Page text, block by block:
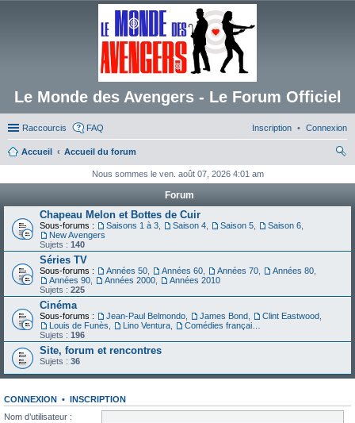
Le Monde des Avengers - Le Forum Officiel
Raccourcis FAQ Connexion
Inscription
Accueil
Accueil du forum
ch
Nous sommes le ven. août 07, 2026 4:01 am
Forum
Chapeau Melon et Bottes de Cuir
Sous-forums : Saisons 1 à 3 Saison 4 Saison 5 Saison 6
New Avengers
Sujets : 140
Séries TV
Sous-forums : Années 50 Années 60 Années 70 Années 80
Années 90
Années 2000
Années 2010
Sujets : 225
Cinéma
Sous-forums : Jean-Paul Belmondo James Bond Clint Eastwood
Louis de Funès
Lino Ventura
Sujets : 196
Site, forum et rencontres
Sujets : 36
CONNEXION • INSCRIPTION
Nom d’utilisateur :